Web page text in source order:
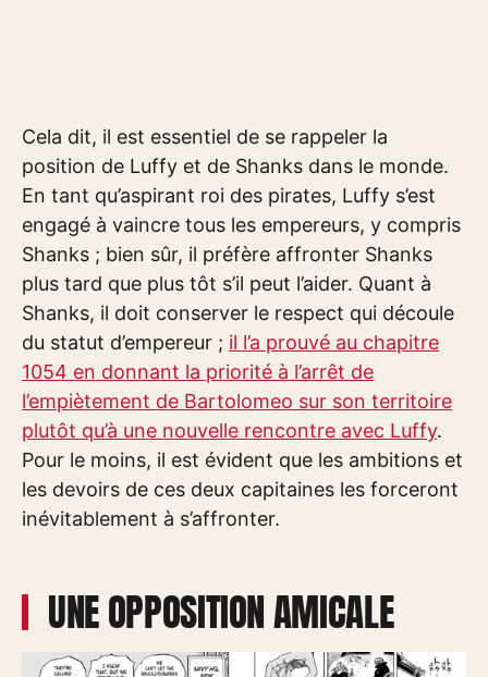
Cela dit, il est essentiel de se rappeler la
position de Luffy et de Shanks dans le monde.
En tant qu’aspirant roi des pirates, Luffy s’est
engagé à vaincre tous les empereurs, y compris
Shanks ; bien sûr, il préfère affronter Shanks
plus tard que plus tôt s’il peut l’aider. Quant à
Shanks, il doit conserver le respect qui découle
du statut d’empereur ; il l’a prouvé au chapitre
1054 en donnant la priorité à l’arrêt de
l’empiètement de Bartolomeo sur son territoire
plutôt qu’à une nouvelle rencontre avec Luffy.
Pour le moins, il est évident que les ambitions et
les devoirs de ces deux capitaines les forceront
inévitablement à s’affronter.
UNE OPPOSITION AMICALE